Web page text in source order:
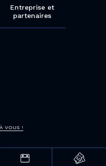
Entreprise et
partenaires
VOUS !